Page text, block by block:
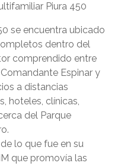
Piura 450
se encuentra ubicado
dentro del
comprendido entre
Espinar y
a distancias
hoteles, clínicas,
del Parque
lo que fue en su
que promovía las